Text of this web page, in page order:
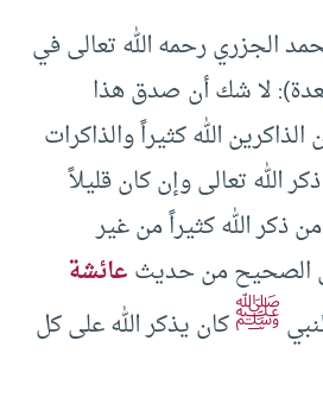
الجزري رحمه الله تعالى في
لا شك أن صدق هذا
الله كثيراً والذاكرات
الله تعالى وإن كان قليلاً
الله كثيراً من غير
الصحيح من حديثعائشة
ﷺكان يذكر الله على كل